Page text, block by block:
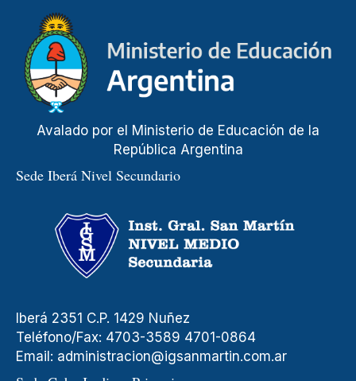
Avalado por el Ministerio de Educación de la
República Argentina
Sede Iberá Nivel Secundario
Iberá 2351 C.P. 1429 Nuñez
Teléfono/Fax: 4703-3589 4701-0864
Email: administracion@igsanmartin.com.ar